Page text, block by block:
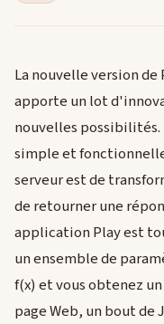
La nouvelle version
apporte un lot
nouvelles possibilités.
simple et
serveur est de
de retourner une
application Play est
un ensemble de
f(x) et vous obtenez
page Web, un bout de